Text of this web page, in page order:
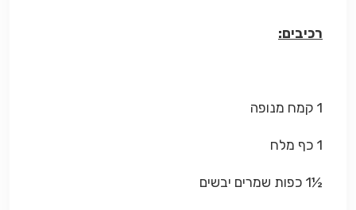
רכיבים:
1 קמח מנופה
1 כף מלח
½1 כפות שמרים יבשים